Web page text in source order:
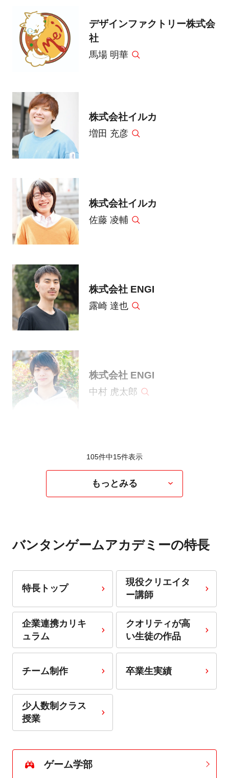
デザインファクトリー株式会
社
馬場 明華
株式会社イルカ
増田 充彦
株式会社イルカ
佐藤 凌輔
株式会社 ENGI
露崎 達也
株式会社 ENGI
中村 虎太郎
105件中15件表示
もっとみる
バンタンゲームアカデミーの特長
特長トップ
現役クリエイタ
ー講師
企業連携カリキ
ュラム
クオリティが高
い生徒の作品
チーム制作 卒業生実績
少人数制クラス
授業
ゲーム学部